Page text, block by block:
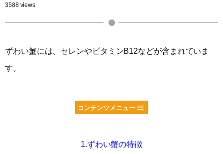
3588 views
ずわい蟹には、セレンやビタミンB12などが含まれていま
す。
コンテンツメニュー
1.ずわい蟹の特徴